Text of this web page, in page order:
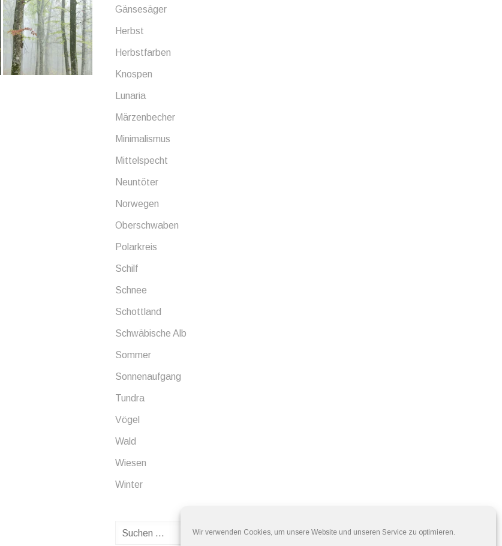
Wir verwenden Cookies, um unsere Website und unseren Service zu optimieren.
Gänsesäger
Herbst
Herbstfarben
Knospen
Lunaria
Märzenbecher
Minimalismus
Mittelspecht
Neuntöter
Norwegen
Oberschwaben
Polarkreis
Schilf
Schnee
Schottland
Schwäbische Alb
Sommer
Sonnenaufgang
Tundra
Vögel
Wald
Wiesen
Winter
Suchen